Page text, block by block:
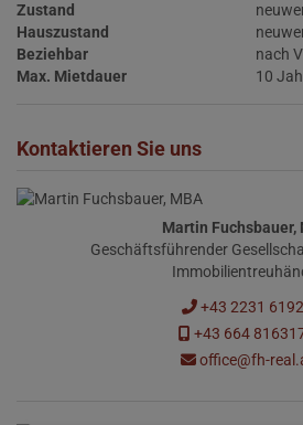
Zustand
Hauszustand
Beziehbar
nach
Max. Mietdauer
10
Kontaktieren Sie uns
Martin Fuchsbauer,
Geschäftsführender
+43 2231
+43 664
office@fh-